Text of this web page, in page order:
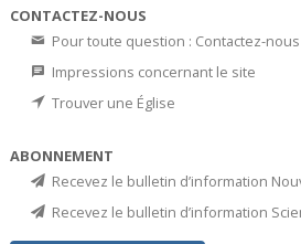
CONTACTEZ-NOUS
Pour toute question : Contactez-nous
Impressions concernant le site
Trouver une Église
ABONNEMENT
Recevez le bulletin d’information
Recevez le bulletin d’information